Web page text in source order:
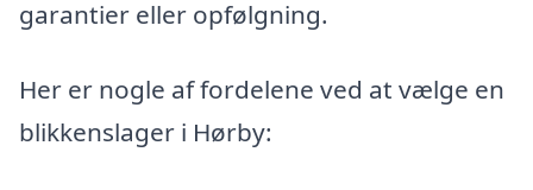
garantier eller opfølgning.
Her er nogle af fordelene ved at vælge en
blikkenslager i Hørby: